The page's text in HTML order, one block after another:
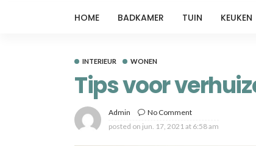
HOME BADKAMER TUIN KEUKEN
INTERIEUR WONEN
Tips voor
Admin
No Comment
posted on jun. 17, 2021 at 6:58 am